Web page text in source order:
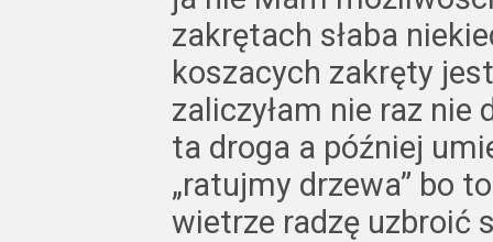
zakrętach słaba
koszacych zakręty
zaliczyłam nie raz nie
ta droga a później
„ratujmy drzewa” bo
wietrze radzę uzbroić